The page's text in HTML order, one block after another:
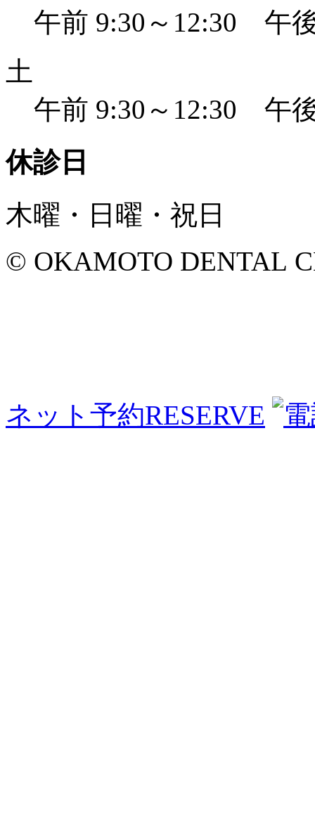
午前 9:30～12:30 午
土
午前 9:30～12:30 午
休診日
木曜・日曜・祝日
© OKAMOTO DENTAL
ネット予約RESERVE